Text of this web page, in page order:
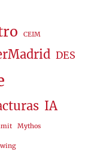
CEIM
DES
IA
Mythos